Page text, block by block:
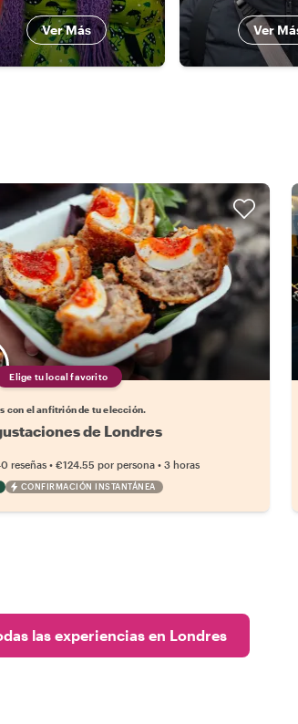
Ver Más Ver
Elige tu local favorito
con el anfitrión de tu elección.
de Londres
reseñas •€124.55 por persona •3 horas
CONFIRMACIÓN INSTANTÁNEA
las experiencias en Londres